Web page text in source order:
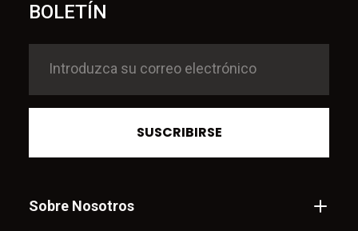
BOLETÍN
SUSCRIBIRSE
Sobre Nosotros